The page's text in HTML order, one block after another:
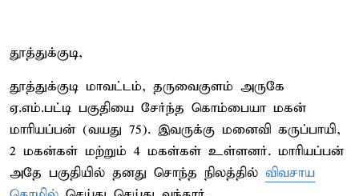
தூத்துக்குடி,
தூத்துக்குடி மாவட்டம், தருவைகுளம் அருகே
ஏ.எம்.பட்டி பகுதியை சேர்ந்த கொம்பையா மகன்
மாரியப்பன் (வயது 75). இவருக்கு மனைவி கருப்பாயி,
2 மகன்கள் மற்றும் 4 மகள்கள் உள்ளனர். மாரியப்பன்
அதே பகுதியில் தனது சொந்த நிலத்தில் விவசாய